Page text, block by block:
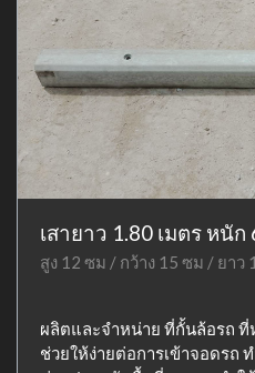
เสายาว 1.80 เมตร หนัก
สูง 12 ซม / กว้าง 15 ซม / ยาว
ผลิตและจำหน่าย ที่กั้นล้อรถ
ช่วยให้ง่ายต่อการเข้าจอดรถ